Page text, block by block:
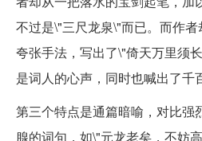
不过是\"三尺龙泉\"而已。而作
夸张手法，写出了\"倚天万里须
是词人的心声，同时也喊出了千
第三个特点是通篇暗喻，对比强
腺的词句，如\"元龙老矣，不妨